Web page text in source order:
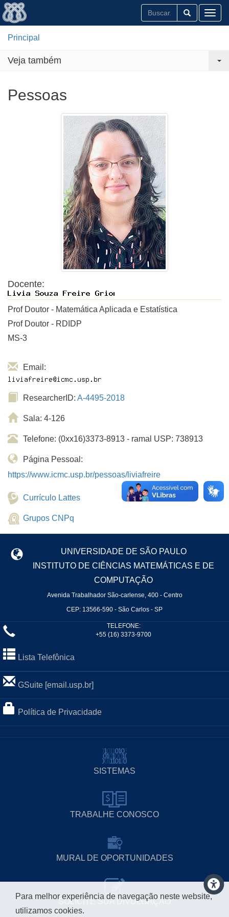
Principal
Veja também
Pessoas
Docente:
Prof Doutor - Matemática Aplicada e Estatística
Prof Doutor - RDIDP
MS-3
Email:
ResearcherID: A-4495-2018
Sala: 4-126
Telefone: (0xx16)3373-8913 - ramal USP: 738913
Página Pessoal:
https://www.icmc.usp.br/pessoas/liviafreire
Currículo Lattes
Grupos CNPq
UNIVERSIDADE DE SÃO PAULO
INSTITUTO DE CIÊNCIAS MATEMÁTICAS E DE
COMPUTAÇÃO
Avenida Trabalhador São-carlense, 400 - Centro
CEP: 13566-590 - São Carlos - SP
TELEFONE:
+55 (16) 3373-9700
Lista Telefônica
GSuite [email.usp.br]
Política de Privacidade
SISTEMAS
TRABALHE CONOSCO
MURAL DE OPORTUNIDADES
SOLICITE SUA DIVULGAÇÃO
Para melhor experiência de navegação neste website,
utilizamos cookies.